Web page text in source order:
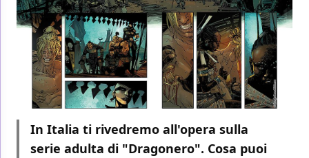
In Italia ti rivedremo all'opera sulla
serie adulta di "Dragonero". Cosa puoi